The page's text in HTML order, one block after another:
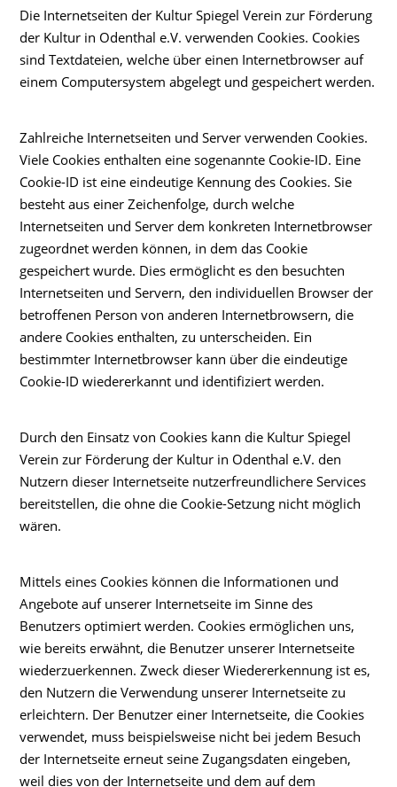
Die Internetseiten der Kultur Spiegel Verein zur Förderung
der Kultur in Odenthal e.V. verwenden Cookies. Cookies
sind Textdateien, welche über einen Internetbrowser auf
einem Computersystem abgelegt und gespeichert werden.
Zahlreiche Internetseiten und Server verwenden Cookies.
Viele Cookies enthalten eine sogenannte Cookie-ID. Eine
Cookie-ID ist eine eindeutige Kennung des Cookies. Sie
besteht aus einer Zeichenfolge, durch welche
Internetseiten und Server dem konkreten Internetbrowser
zugeordnet werden können, in dem das Cookie
gespeichert wurde. Dies ermöglicht es den besuchten
Internetseiten und Servern, den individuellen Browser der
betroffenen Person von anderen Internetbrowsern, die
andere Cookies enthalten, zu unterscheiden. Ein
bestimmter Internetbrowser kann über die eindeutige
Cookie-ID wiedererkannt und identifiziert werden.
Durch den Einsatz von Cookies kann die Kultur Spiegel
Verein zur Förderung der Kultur in Odenthal e.V. den
Nutzern dieser Internetseite nutzerfreundlichere Services
bereitstellen, die ohne die Cookie-Setzung nicht möglich
wären.
Mittels eines Cookies können die Informationen und
Angebote auf unserer Internetseite im Sinne des
Benutzers optimiert werden. Cookies ermöglichen uns,
wie bereits erwähnt, die Benutzer unserer Internetseite
wiederzuerkennen. Zweck dieser Wiedererkennung ist es,
den Nutzern die Verwendung unserer Internetseite zu
erleichtern. Der Benutzer einer Internetseite, die Cookies
verwendet, muss beispielsweise nicht bei jedem Besuch
der Internetseite erneut seine Zugangsdaten eingeben,
weil dies von der Internetseite und dem auf dem